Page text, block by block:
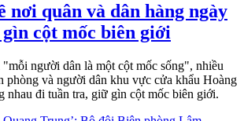
nơi quân và dân hàng ngày
cột mốc biên giới
người dân là một cột mốc sống", nhiều
phòng và người dân khu vực cửa khẩu Hoàng
nhau đi tuần tra, giữ gìn cột mốc biên giới.